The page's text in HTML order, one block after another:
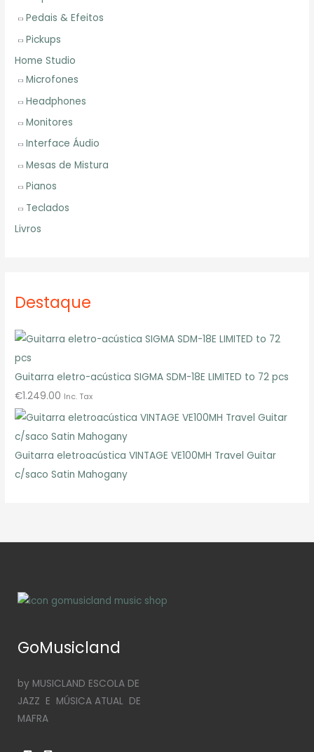
Pedais & Efeitos
Pickups
Home Studio
Microfones
Headphones
Monitores
Interface Áudio
Mesas de Mistura
Pianos
Teclados
Livros
Destaque
Guitarra eletro-acústica SIGMA SDM-18E LIMITED to 72 pcs
€1.249.00 Inc. Tax
Guitarra eletroacústica VINTAGE VE100MH Travel Guitar
c/saco Satin Mahogany
GoMusicland
by MUSICLAND ESCOLA DE
JAZZ E MÚSICA ATUAL DE
MAFRA